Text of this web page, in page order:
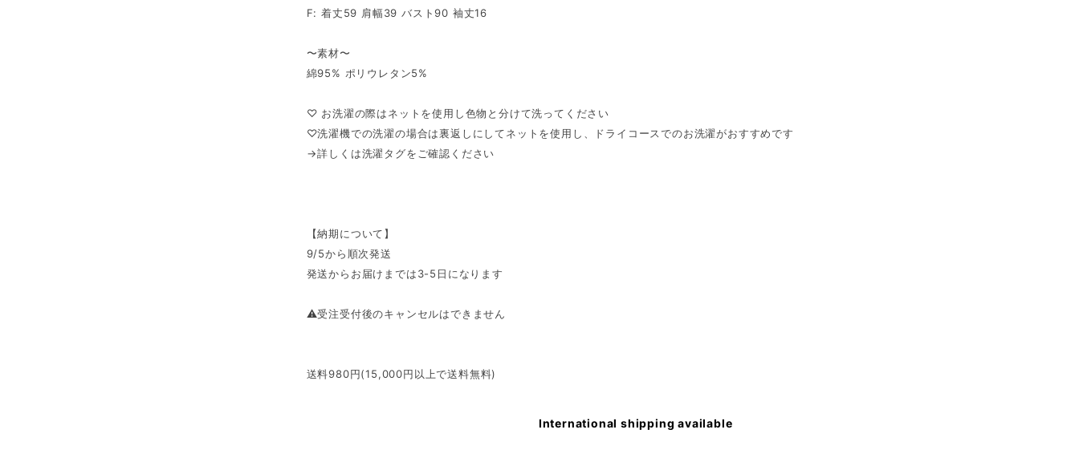
F: 着丈59 肩幅39 バスト90 袖丈16
〜素材〜
綿95% ポリウレタン5%
♡ お洗濯の際はネットを使用し色物と分けて洗ってください
♡洗濯機での洗濯の場合は裏返しにしてネットを使用し、ドライコースでのお洗濯がおすすめです
→詳しくは洗濯タグをご確認ください
【納期について】
9/5から順次発送
発送からお届けまでは3-5日になります
⚠︎受注受付後のキャンセルはできません
送料980円(15,000円以上で送料無料)
International shipping available